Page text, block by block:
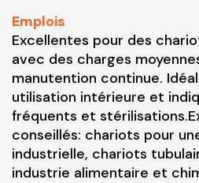
Emplois
Excellentes pour des
avec des charges
manutention continue.
utilisation intérieure et
fréquents et
conseillés: chariots pour
industrielle, chariots
industrie alimentaire et